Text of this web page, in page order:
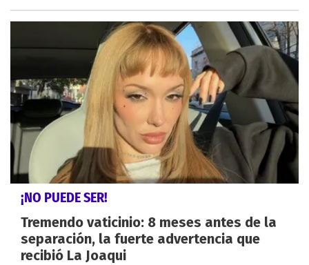
¡NO PUEDE SER!
Tremendo vaticinio: 8 meses antes de la
separación, la fuerte advertencia que
recibió La Joaqui